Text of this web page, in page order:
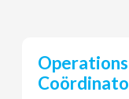
(m/v/x)